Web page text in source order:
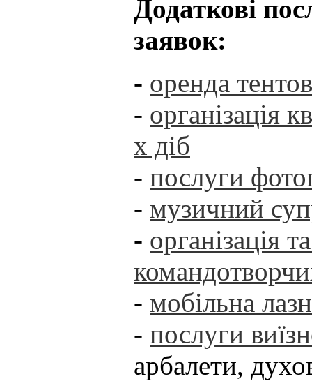
Додаткові
заявок:
- оренда
- організація
х діб
- послуги
- музичний
- організація
- мобільна
- послуги
арбалети,